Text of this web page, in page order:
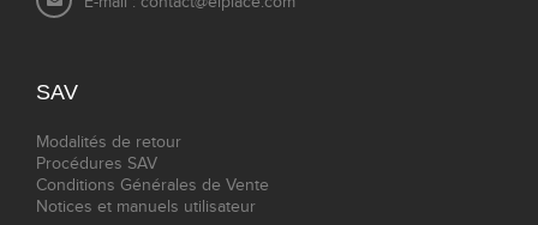
SAV
Modalités de retour
Procédures SAV
Conditions Générales de Vente
Notices et manuels utilisateur